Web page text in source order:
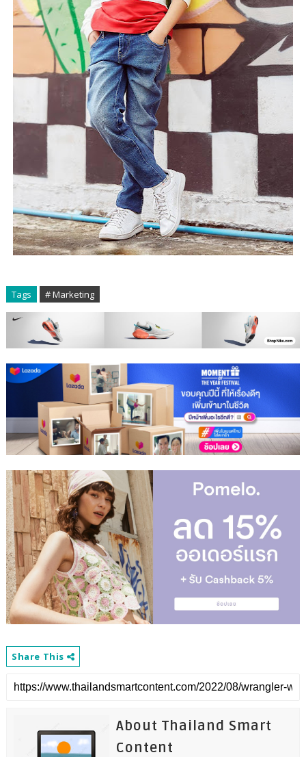
Tags # Marketing
Share This
About Thailand Smart
Content